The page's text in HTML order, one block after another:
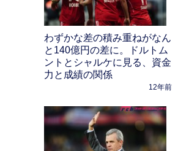
わずかな差の積み重ねがなん
と140億円の差に。ドルトム
ントとシャルケに見る、資金
力と成績の関係
12年前